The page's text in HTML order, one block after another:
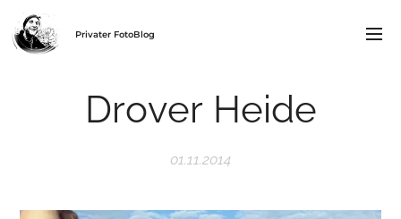
Privater FotoBlog
Drover Heide
01.11.2014